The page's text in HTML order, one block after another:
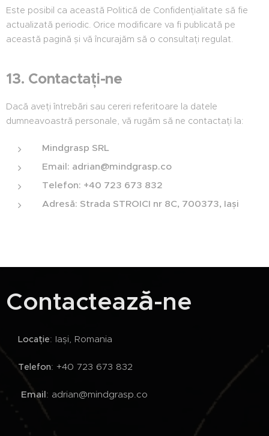
Este posibil ca această Politică de Confidențialitate să fie
actualizată periodic. Orice modificare va fi publicată pe
această pagină și vă încurajăm să o consultați regulat.
13. Contactați-ne
Dacă aveți întrebări sau cereri referitoare la datele
dumneavoastră personale, vă rugăm să ne contactați la:
Mindgrasp SRL
Email: adrian@mindgrasp.co
Telefon: +40 723 673 832
Adresă: Strada STROICI nr 8C, 700373, Iași
Contactează-ne
Locație: Iași, Romania
Telefon: +40 723 673 832
Email: adrian@mindgrasp.co